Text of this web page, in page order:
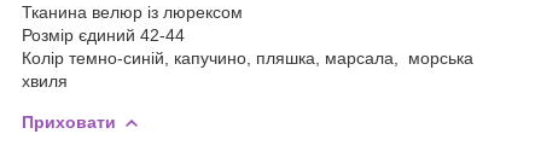
Тканина велюр із люрексом
Розмір єдиний 42-44
Колір темно-синій, капучино, пляшка, марсала, морська
хвиля
Приховати